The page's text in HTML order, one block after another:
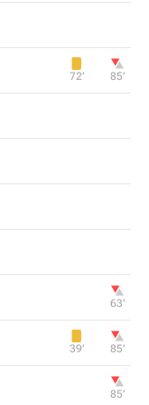
72‎’‎ 85‎’‎
63‎’‎
39‎’‎ 85‎’‎
85‎’‎